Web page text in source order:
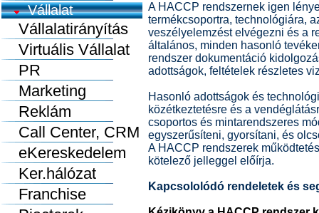
Vállalat
Vállalatirányítás
Virtuális Vállalat
PR
Marketing
Reklám
Call Center, CRM
eKereskedelem
Ker.hálózat
Franchise
A HACCP rendszernek igen
termékcsoportra, technológiára,
veszélyelemzést elvégezni és a
általános, minden hasonló
rendszer dokumentáció
adottságok, feltételek részletes
Hasonló adottságok és
közétkeztetésre és a
csoportos és mintarendszeres
egyszerűsíteni, gyorsítani, és
A HACCP rendszerek
kötelező jelleggel előírja.
Kapcsololódó rendeletek és